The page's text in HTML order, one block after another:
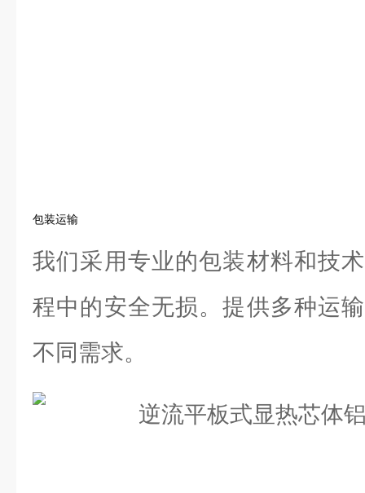
包装运输
我们采用专业的包装材料和技
程中的安全无损。提供多种运
不同需求。